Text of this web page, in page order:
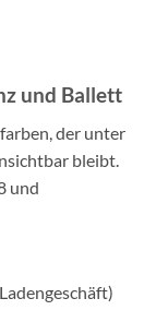
und Ballett
der unter
bleibt.
und